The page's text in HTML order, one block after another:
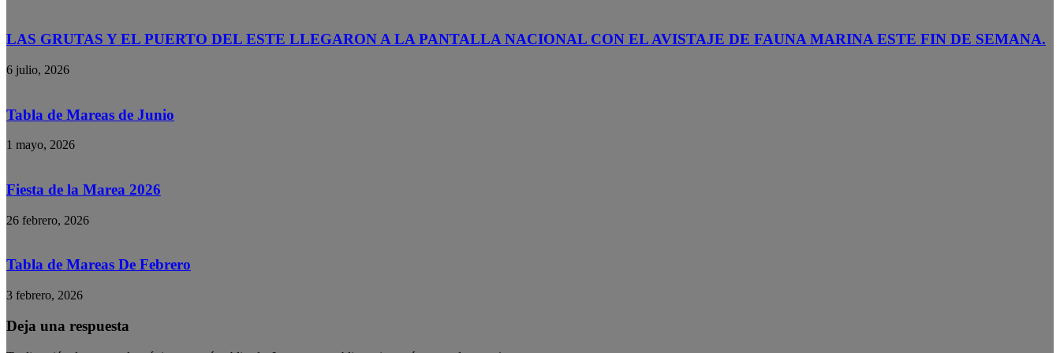
LAS GRUTAS Y EL PUERTO DEL ESTE LLEGARON A LA PANTALLA NACIONAL CON EL AVISTAJE DE FAUNA MARINA ESTE FIN DE SEMANA.
6 julio, 2026
Tabla de Mareas de Junio
1 mayo, 2026
Fiesta de la Marea 2026
26 febrero, 2026
Tabla de Mareas De Febrero
3 febrero, 2026
Deja una respuesta